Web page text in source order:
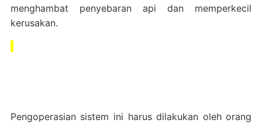
menghambat penyebaran api dan memperkecil
kerusakan.
Pengoperasian sistem ini harus dilakukan oleh orang